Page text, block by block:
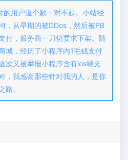
的用户道个歉：对不起。小站经
，从早期的被DDos，然后被PB
付，服务商一刀切要求下架。随
城，经历了小程序内1毛钱支付
次又被举报小程序含有ios端支
，我感谢那些针对我的人，是你
路。